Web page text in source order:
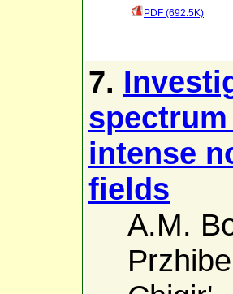
PDF (692.5K)
7.
intense
fields
A.M.